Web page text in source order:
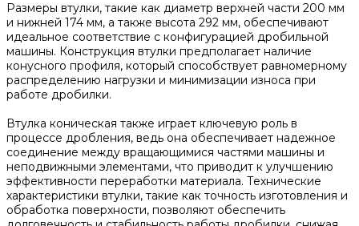
Размеры втулки, такие как диаметр верхней части 200 мм
и нижней 174 мм, а также высота 292 мм, обеспечивают
идеальное соответствие с конфигурацией дробильной
машины. Конструкция втулки предполагает наличие
конусного профиля, который способствует равномерному
распределению нагрузки и минимизации износа при
работе дробилки.
Втулка коническая также играет ключевую роль в
процессе дробления, ведь она обеспечивает надежное
соединение между вращающимися частями машины и
неподвижными элементами, что приводит к улучшению
эффективности переработки материала. Технические
характеристики втулки, такие как точность изготовления и
обработка поверхности, позволяют обеспечить